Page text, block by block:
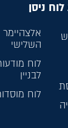
ניסן
אלצהיימר
השלישי
לוח
לבניין
לוח